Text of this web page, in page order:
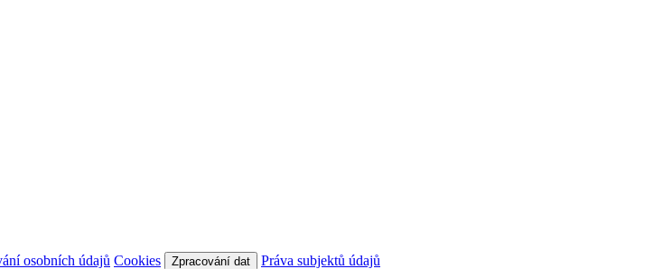
osobních údajů Cookies Zpracování dat
Práva subjektů údajů